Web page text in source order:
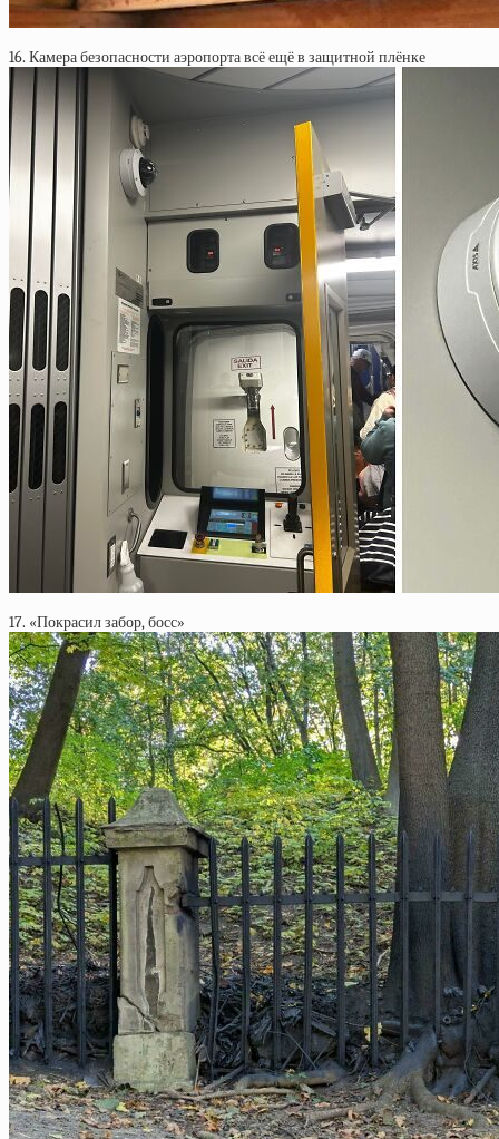
16. Камера безопасности аэропорта всё ещё в защитной плёнке
17. «Покрасил забор, босс»